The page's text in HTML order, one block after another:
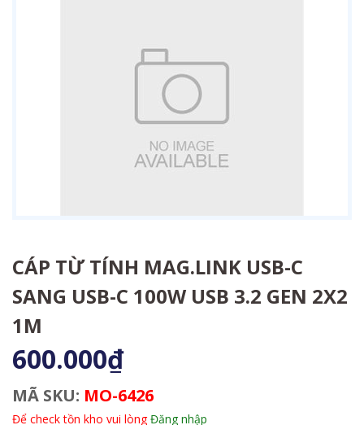
CÁP TỪ TÍNH MAG.LINK USB-C
SANG USB-C 100W USB 3.2 GEN 2X2
1M
600.000₫
MÃ SKU: MO-6426
Để check tồn kho vui lòngĐăng nhập